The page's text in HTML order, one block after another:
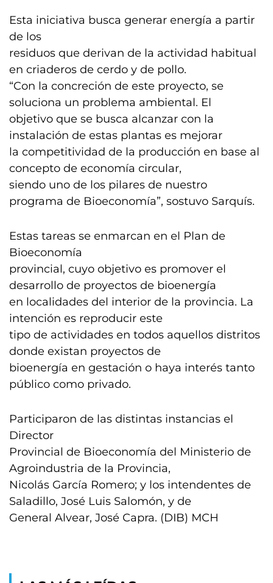
Esta iniciativa busca generar energía a partir
de los
residuos que derivan de la actividad habitual
en criaderos de cerdo y de pollo.
“Con la concreción de este proyecto, se
soluciona un problema ambiental. El
objetivo que se busca alcanzar con la
instalación de estas plantas es mejorar
la competitividad de la producción en base al
concepto de economía circular,
siendo uno de los pilares de nuestro
programa de Bioeconomía”, sostuvo Sarquís.
Estas tareas se enmarcan en el Plan de
Bioeconomía
provincial, cuyo objetivo es promover el
desarrollo de proyectos de bioenergía
en localidades del interior de la provincia. La
intención es reproducir este
tipo de actividades en todos aquellos distritos
donde existan proyectos de
bioenergía en gestación o haya interés tanto
público como privado.
Participaron de las distintas instancias el
Director
Provincial de Bioeconomía del Ministerio de
Agroindustria de la Provincia,
Nicolás García Romero; y los intendentes de
Saladillo, José Luis Salomón, y de
General Alvear, José Capra. (DIB) MCH